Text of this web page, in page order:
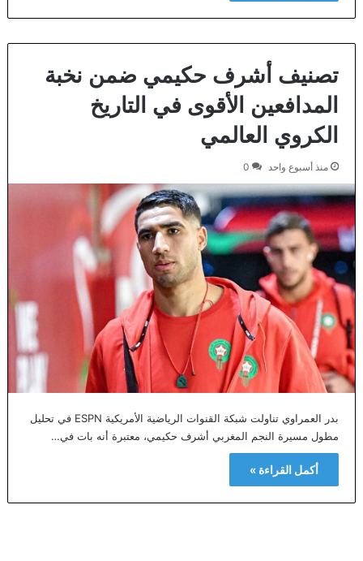
تصنيف أشرف حكيمي ضمن نخبة
المدافعين الأقوى في التاريخ
الكروي العالمي
منذ أسبوع واحد 0
بدر العمراوي تناولت شبكة القنوات الرياضية الأمريكية ESPN في تحليل
مطول مسيرة النجم المغربي أشرف حكيمي، معتبرة أنه بات في…
أكمل القراءة »